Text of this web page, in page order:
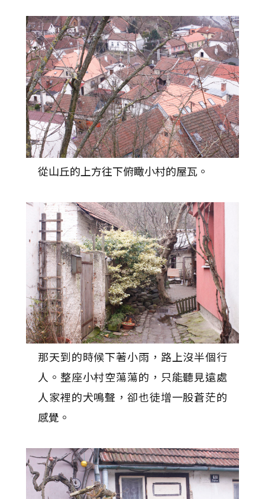
從山丘的上方往下俯瞰小村的屋瓦。
那天到的時候下著小雨，路上沒半個行
人。整座小村空蕩蕩的，只能聽見遠處
人家裡的犬鳴聲，卻也徒增一股蒼茫的
感覺。